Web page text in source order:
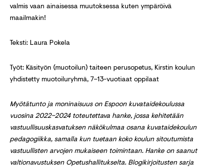
valmis vaan ainaisessa muutoksessa kuten ympäröivä
maailmakin!
Teksti: Laura Pokela
Työt: Käsityön (muotoilun) taiteen perusopetus, Kirstin koulun
yhdistetty muotoiluryhmä, 7–13-vuotiaat oppilaat
Myötätunto ja moninaisuus on Espoon kuvataidekoulussa
vuosina 2022–2024 toteutettava hanke, jossa kehitetään
vastuullisuuskasvatuksen näkökulmaa osana kuvataidekoulun
pedagogiikka, samalla kun tuetaan koko koulun sitoutumista
vastuullisten arvojen mukaiseen toimintaan. Hanke on saanut
valtionavustuksen Opetushallitukselta. Blogikirjoitusten sarja